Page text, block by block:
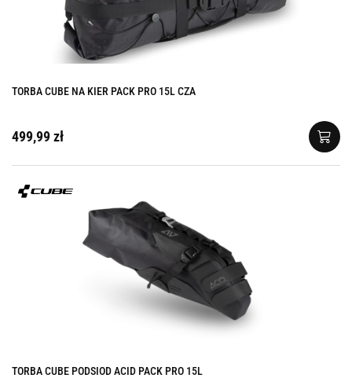
TORBA CUBE NA KIER PACK PRO 15L CZA
499,99 zł
TORBA CUBE PODSIOD ACID PACK PRO 15L